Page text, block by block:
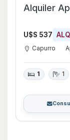
Alquiler
U$S 537
Capurro
1 1